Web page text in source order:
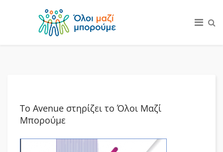
Το Avenue στηρίζει το Όλοι Μαζί
Μπορούμε